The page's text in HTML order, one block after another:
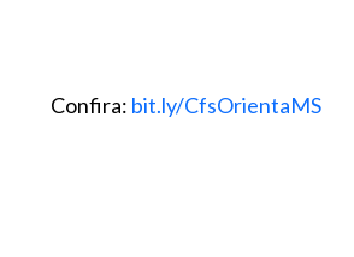
Confira: bit.ly/CfsOrientaMS